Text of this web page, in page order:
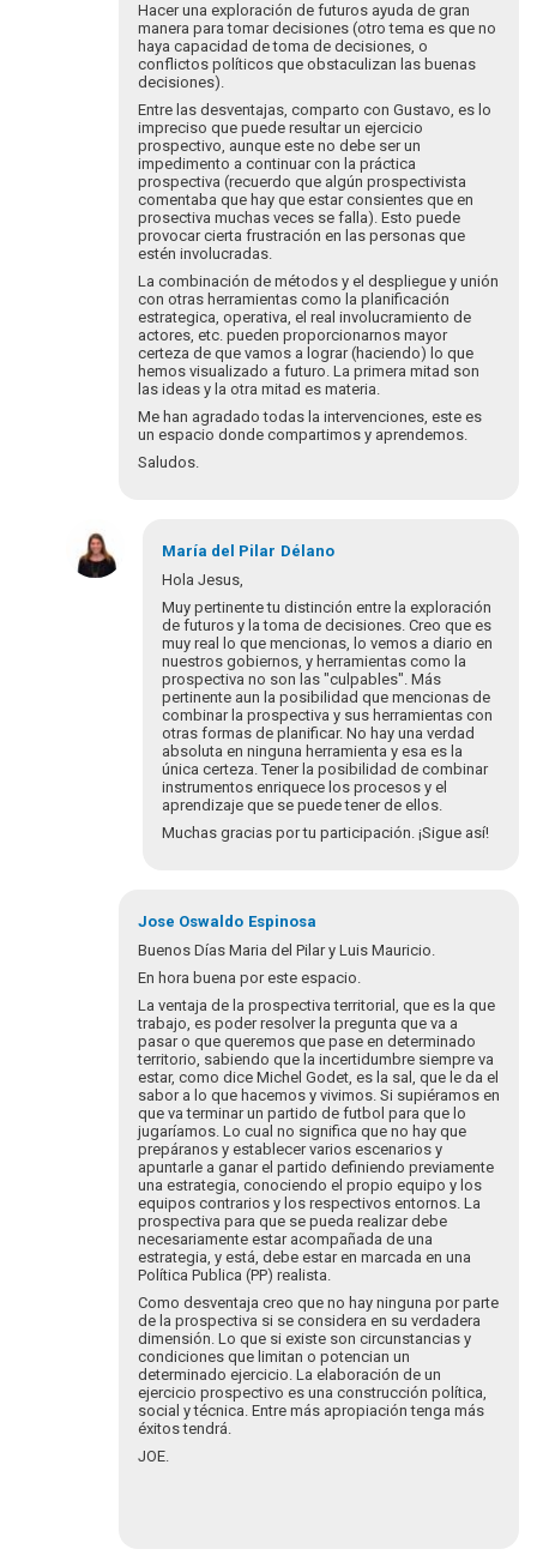
Luz
Stella
Hernández
Hacer una exploración de futuros ayuda de gran
manera para tomar decisiones (otro tema es que no
haya capacidad de toma de decisiones, o
conflictos políticos que obstaculizan las buenas
decisiones).
Entre las desventajas, comparto con Gustavo, es lo
impreciso que puede resultar un ejercicio
prospectivo, aunque este no debe ser un
impedimento a continuar con la práctica
prospectiva (recuerdo que algún prospectivista
comentaba que hay que estar consientes que en
prosectiva muchas veces se falla). Esto puede
provocar cierta frustración en las personas que
estén involucradas.
La combinación de métodos y el despliegue y unión
con otras herramientas como la planificación
estrategica, operativa, el real involucramiento de
actores, etc. pueden proporcionarnos mayor
certeza de que vamos a lograr (haciendo) lo que
hemos visualizado a futuro. La primera mitad son
las ideas y la otra mitad es materia.
Me han agradado todas la intervenciones, este es
un espacio donde compartimos y aprendemos.
Saludos.
María del Pilar Délano
Hola Jesus,
Muy pertinente tu distinción entre la exploración
de futuros y la toma de decisiones. Creo que es
muy real lo que mencionas, lo vemos a diario en
nuestros gobiernos, y herramientas como la
prospectiva no son las "culpables". Más
pertinente aun la posibilidad que mencionas de
combinar la prospectiva y sus herramientas con
otras formas de planificar. No hay una verdad
absoluta en ninguna herramienta y esa es la
única certeza. Tener la posibilidad de combinar
instrumentos enriquece los procesos y el
aprendizaje que se puede tener de ellos.
Muchas gracias por tu participación. ¡Sigue así!
respuesta
jesusdelarocha…
Jose Oswaldo Espinosa
Buenos Días Maria del Pilar y Luis Mauricio.
En hora buena por este espacio.
La ventaja de la prospectiva territorial, que es la que
trabajo, es poder resolver la pregunta que va a
pasar o que queremos que pase en determinado
territorio, sabiendo que la incertidumbre siempre va
estar, como dice Michel Godet, es la sal, que le da el
sabor a lo que hacemos y vivimos. Si supiéramos en
que va terminar un partido de futbol para que lo
jugaríamos. Lo cual no significa que no hay que
prepáranos y establecer varios escenarios y
apuntarle a ganar el partido definiendo previamente
una estrategia, conociendo el propio equipo y los
equipos contrarios y los respectivos entornos. La
prospectiva para que se pueda realizar debe
necesariamente estar acompañada de una
estrategia, y está, debe estar en marcada en una
Política Publica (PP) realista.
Como desventaja creo que no hay ninguna por parte
de la prospectiva si se considera en su verdadera
dimensión. Lo que si existe son circunstancias y
condiciones que limitan o potencian un
determinado ejercicio. La elaboración de un
ejercicio prospectivo es una construcción política,
social y técnica. Entre más apropiación tenga más
éxitos tendrá.
JOE.